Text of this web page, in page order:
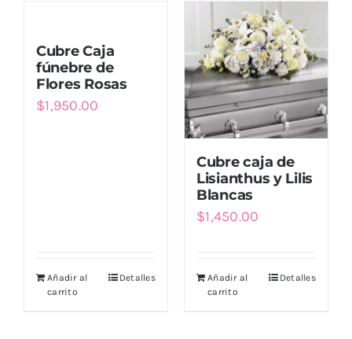
Cubre Caja
fúnebre de
Flores Rosas
$1,950.00
Añadir al
carrito
Detalles
Cubre caja de
Lisianthus y Lilis
Blancas
$1,450.00
Añadir al
carrito
Detalles